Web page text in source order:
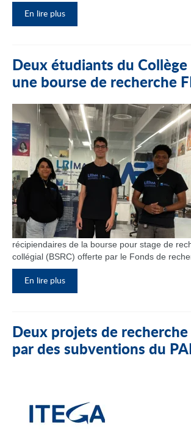
En lire plus
Deux étudiants du
une bourse de recherche
récipiendaires de la bourse pour stage de
collégial (BSRC) offerte par le Fonds de
En lire plus
Deux projets de
par des subventions du